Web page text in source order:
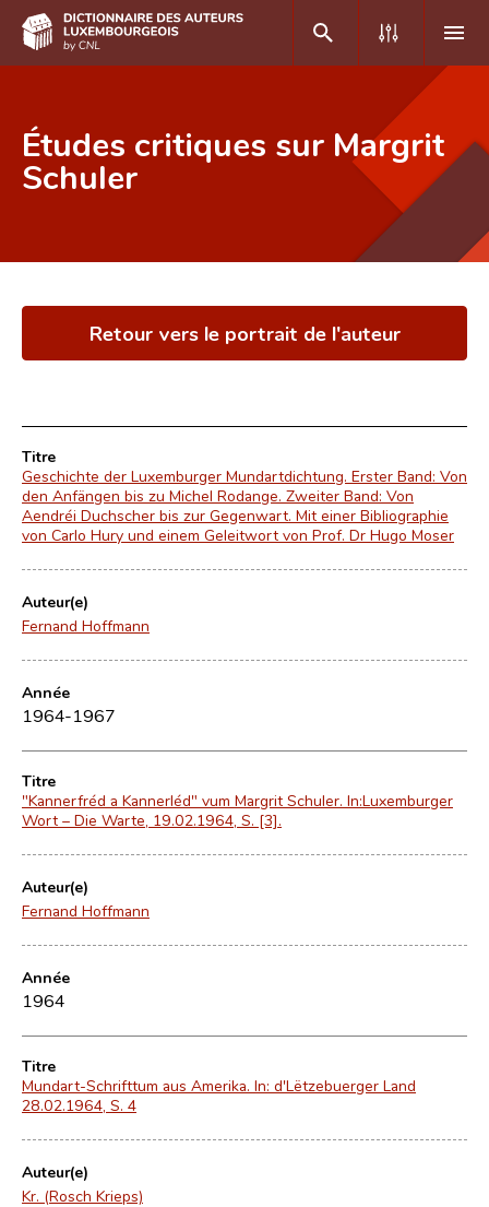
DE
Foire aux questions
Équipe scientifique
Contact
Études critiques sur Margrit
Schuler
Retour vers le portrait de l'auteur
Titre
Geschichte der Luxemburger Mundartdichtung. Erster Band: Von
den Anfängen bis zu Michel Rodange. Zweiter Band: Von
Aendréi Duchscher bis zur Gegenwart. Mit einer Bibliographie
von Carlo Hury und einem Geleitwort von Prof. Dr Hugo Moser
Auteur(e)
Fernand Hoffmann
Année
1964-1967
Titre
"Kannerfréd a Kannerléd" vum Margrit Schuler. In:Luxemburger
Wort – Die Warte, 19.02.1964, S. [3].
Auteur(e)
Fernand Hoffmann
Année
1964
Titre
Mundart-Schrifttum aus Amerika. In: d'Lëtzebuerger Land
28.02.1964, S. 4
Auteur(e)
Kr. (Rosch Krieps)